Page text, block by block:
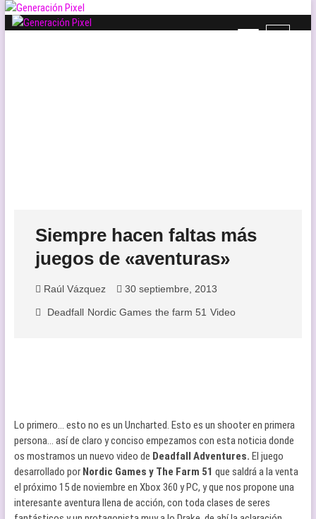
Saltar
B
Siempre hacen faltas más
juegos de «aventuras»
Raúl Vázquez 30 septiembre, 2013
Deadfall Nordic Games the farm 51 Video
Lo primero… esto no es un Uncharted. Esto es un shooter en primera
persona… así de claro y conciso empezamos con esta noticia donde
os mostramos un nuevo video de Deadfall Adventures. El juego
desarrollado por Nordic Games y The Farm 51 que saldrá a la venta
el próximo 15 de noviembre en Xbox 360 y PC, y que nos propone una
interesante aventura llena de acción, con toda clases de seres